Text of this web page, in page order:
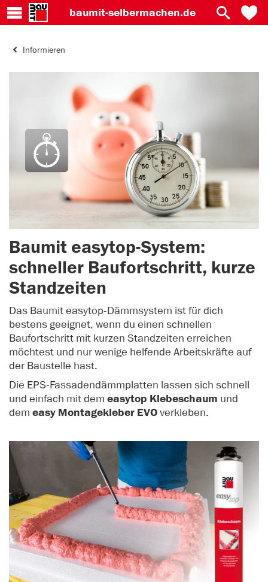
baumit-selbermachen.de
Informieren
Baumit easytop-System:
schneller Baufortschritt, kurze
Standzeiten
Das Baumit easytop-Dämmsystem ist für dich
bestens geeignet, wenn du einen schnellen
Baufortschritt mit kurzen Standzeiten erreichen
möchtest und nur wenige helfende Arbeitskräfte auf
der Baustelle hast.
Die EPS-Fassadendämmplatten lassen sich schnell
und einfach mit dem easytop Klebeschaum und
dem easy Montagekleber EVOverkleben.